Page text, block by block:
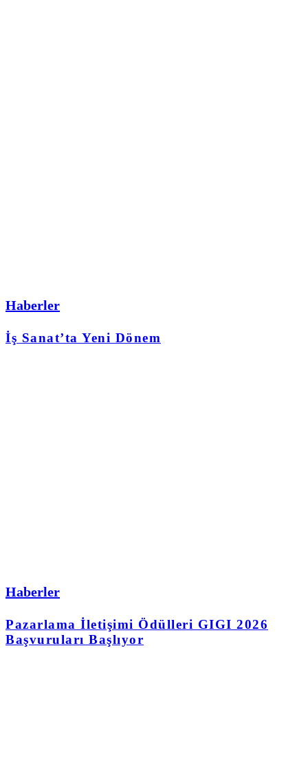
Haberler
İş Sanat’ta Yeni Dönem
Haberler
Pazarlama İletişimi Ödülleri GIGI 2026
Başvuruları Başlıyor